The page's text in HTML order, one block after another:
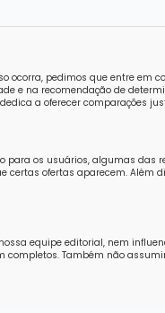
pedimos que entre em
e na recomendação de
a oferecer comparações
os usuários, algumas das
ofertas aparecem.
equipe editorial, nem
Também não